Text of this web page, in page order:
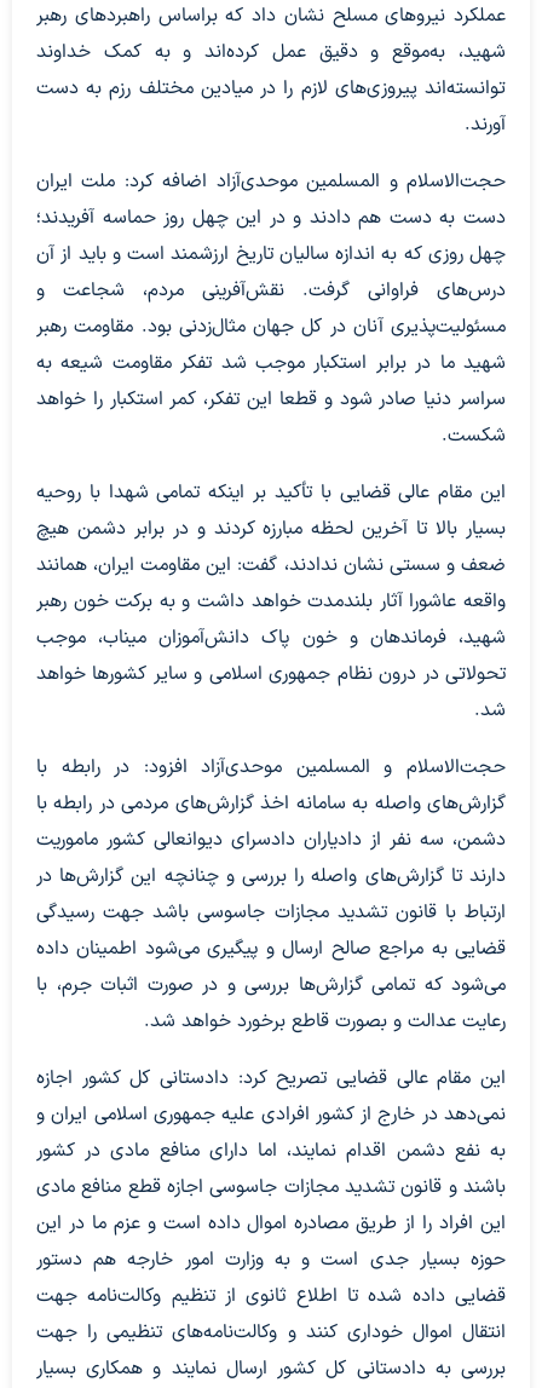
عملکرد نیرو‌های مسلح نشان داد که براساس راهبرد‌های رهبر
شهید، به‌موقع و دقیق عمل کرده‌اند و به کمک خداوند
توانسته‌اند پیروزی‌های لازم را در میادین مختلف رزم به دست
آورند.
حجت‌الاسلام و المسلمین موحدی‌آزاد اضافه کرد: ملت ایران
دست به دست هم دادند و در این چهل روز حماسه آفریدند؛
چهل روزی که به اندازه سالیان تاریخ ارزشمند است و باید از آن
درس‌های فراوانی گرفت. نقش‌آفرینی مردم، شجاعت و
مسئولیت‌پذیری آنان در کل جهان مثال‌زدنی بود. مقاومت رهبر
شهید ما در برابر استکبار موجب شد تفکر مقاومت شیعه به
سراسر دنیا صادر شود و قطعا این تفکر، کمر استکبار را خواهد
شکست.
این مقام عالی قضایی با تأکید بر اینکه تمامی شهدا با روحیه
بسیار بالا تا آخرین لحظه مبارزه کردند و در برابر دشمن هیچ
ضعف و سستی نشان ندادند، گفت: این مقاومت ایران، همانند
واقعه عاشورا آثار بلندمدت خواهد داشت و به برکت خون رهبر
شهید، فرماندهان و خون پاک دانش‌آموزان میناب، موجب
تحولاتی در درون نظام جمهوری اسلامی و سایر کشور‌ها خواهد
شد.
حجت‌الاسلام و المسلمین موحدی‌آزاد افزود: در رابطه با
گزارش‌های واصله به سامانه اخذ گزارش‌های مردمی در رابطه با
دشمن، سه نفر از دادیاران دادسرای دیوانعالی کشور ماموریت
دارند تا گزارش‌های واصله را بررسی و چنانچه این گزارش‌ها در
ارتباط با قانون تشدید مجازات جاسوسی باشد جهت رسیدگی
قضایی به مراجع صالح ارسال و پیگیری می‌شود اطمینان داده
می‌شود که تمامی گزارش‌ها بررسی و در صورت اثبات جرم، با
رعایت عدالت و بصورت قاطع برخورد خواهد شد.
این مقام عالی قضایی تصریح کرد: دادستانی کل کشور اجازه
نمی‌دهد در خارج از کشور افرادی علیه جمهوری اسلامی ایران و
به نفع دشمن اقدام نمایند، اما دارای منافع مادی در کشور
باشند و قانون تشدید مجازات جاسوسی اجازه قطع منافع مادی
این افراد را از طریق مصادره اموال داده است و عزم ما در این
حوزه بسیار جدی است و به وزارت امور خارجه هم دستور
قضایی داده شده تا اطلاع ثانوی از تنظیم وکالت‌نامه جهت
انتقال اموال خوداری کنند و وکالت‌نامه‌های تنظیمی را جهت
بررسی به دادستانی کل کشور ارسال نمایند و همکاری بسیار